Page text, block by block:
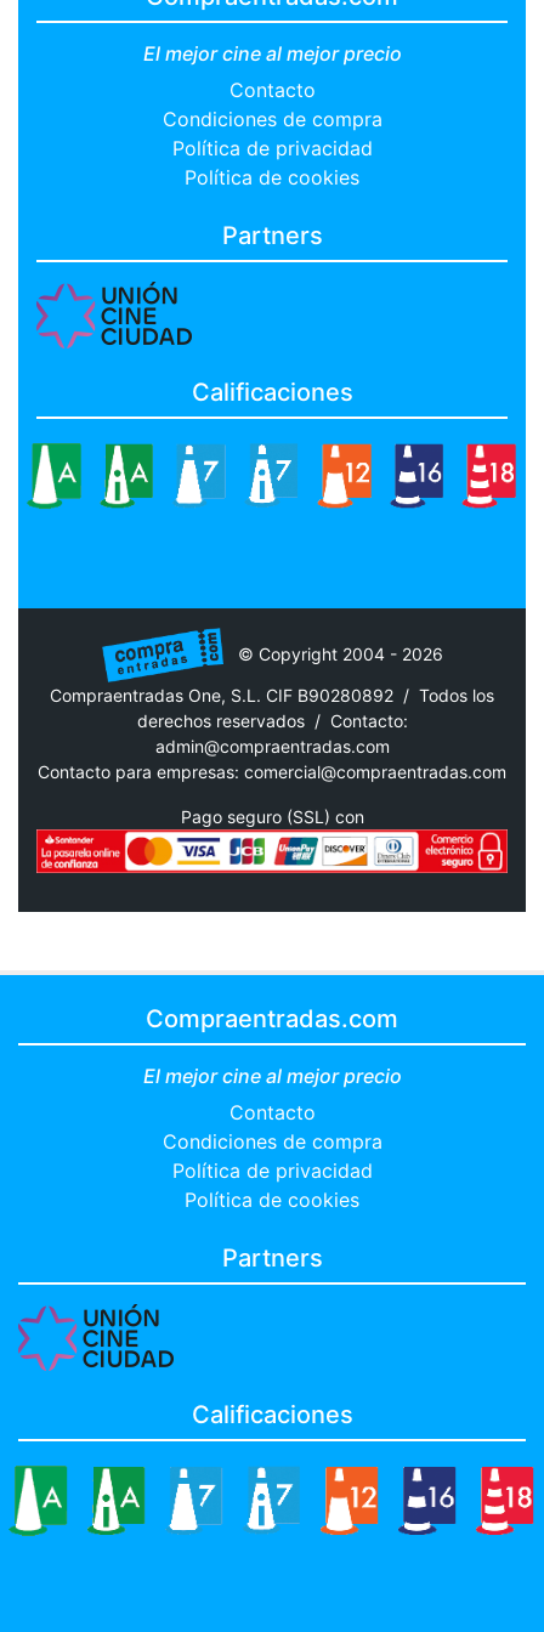
El mejor cine al mejor precio
Contacto
Condiciones de compra
Política de privacidad
Política de cookies
Partners
Calificaciones
© Copyright 2004 - 2026
Compraentradas One, S.L. CIF B90280892 / Todos los
derechos reservados / Contacto:
admin@compraentradas.com
Contacto para empresas: comercial@compraentradas.com
Pago seguro (SSL) con
Compraentradas.com
El mejor cine al mejor precio
Contacto
Condiciones de compra
Política de privacidad
Política de cookies
Partners
Calificaciones